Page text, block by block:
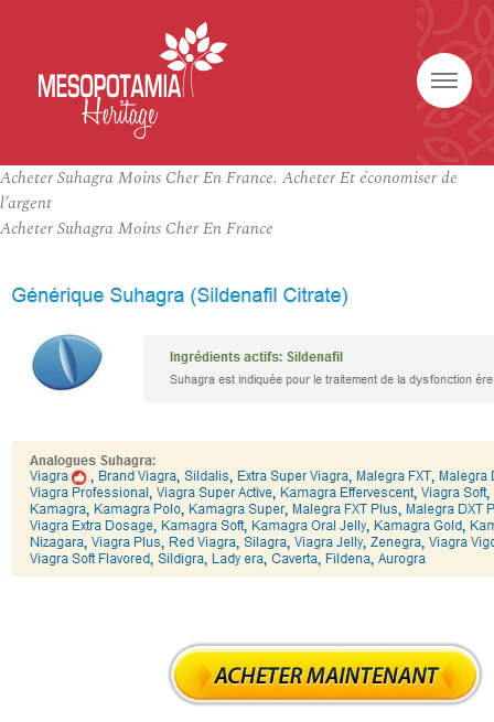
Acheter Suhagra Moins Cher En France. Acheter Et économiser de
l’argent
Acheter Suhagra Moins Cher En France